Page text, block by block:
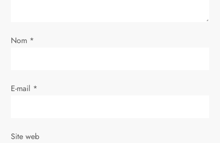
’
r
i
Nom *
E-mail *
Site web